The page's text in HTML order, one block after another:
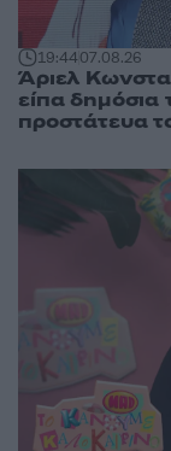
19:4407.08.26
Άριελ
είπα δημόσια
προστάτευα